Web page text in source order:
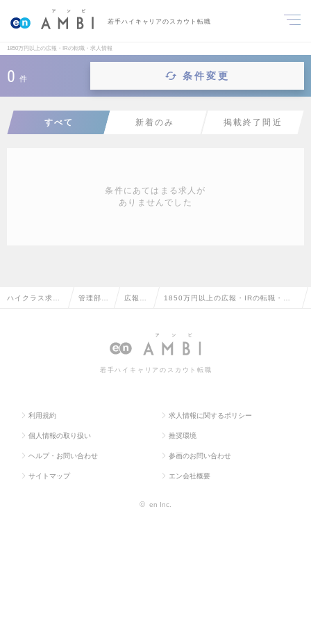
若手ハイキャリアのスカウト転職
1850万円以上の広報・IRの転職・求人情報
0 件 条件変更
すべて 新着のみ 掲載終了間近
条件にあてはまる求人が
ありませんでした
ハイクラス求人 管理部門 広報・ 1850万円以上の広報・IRの転職・求
若手ハイキャリアのスカウト転職
利用規約 求人情報に関するポリシー
個人情報の取り扱い 推奨環境
ヘルプ・お問い合わせ 参画のお問い合わせ
サイトマップ エン会社概要
© en Inc.